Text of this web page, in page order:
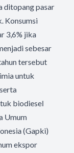
ditopang pasar
Konsumsi
3,6% jika
sebesar
tersebut
untuk
biodiesel
Umum
(Gapki)
ekspor